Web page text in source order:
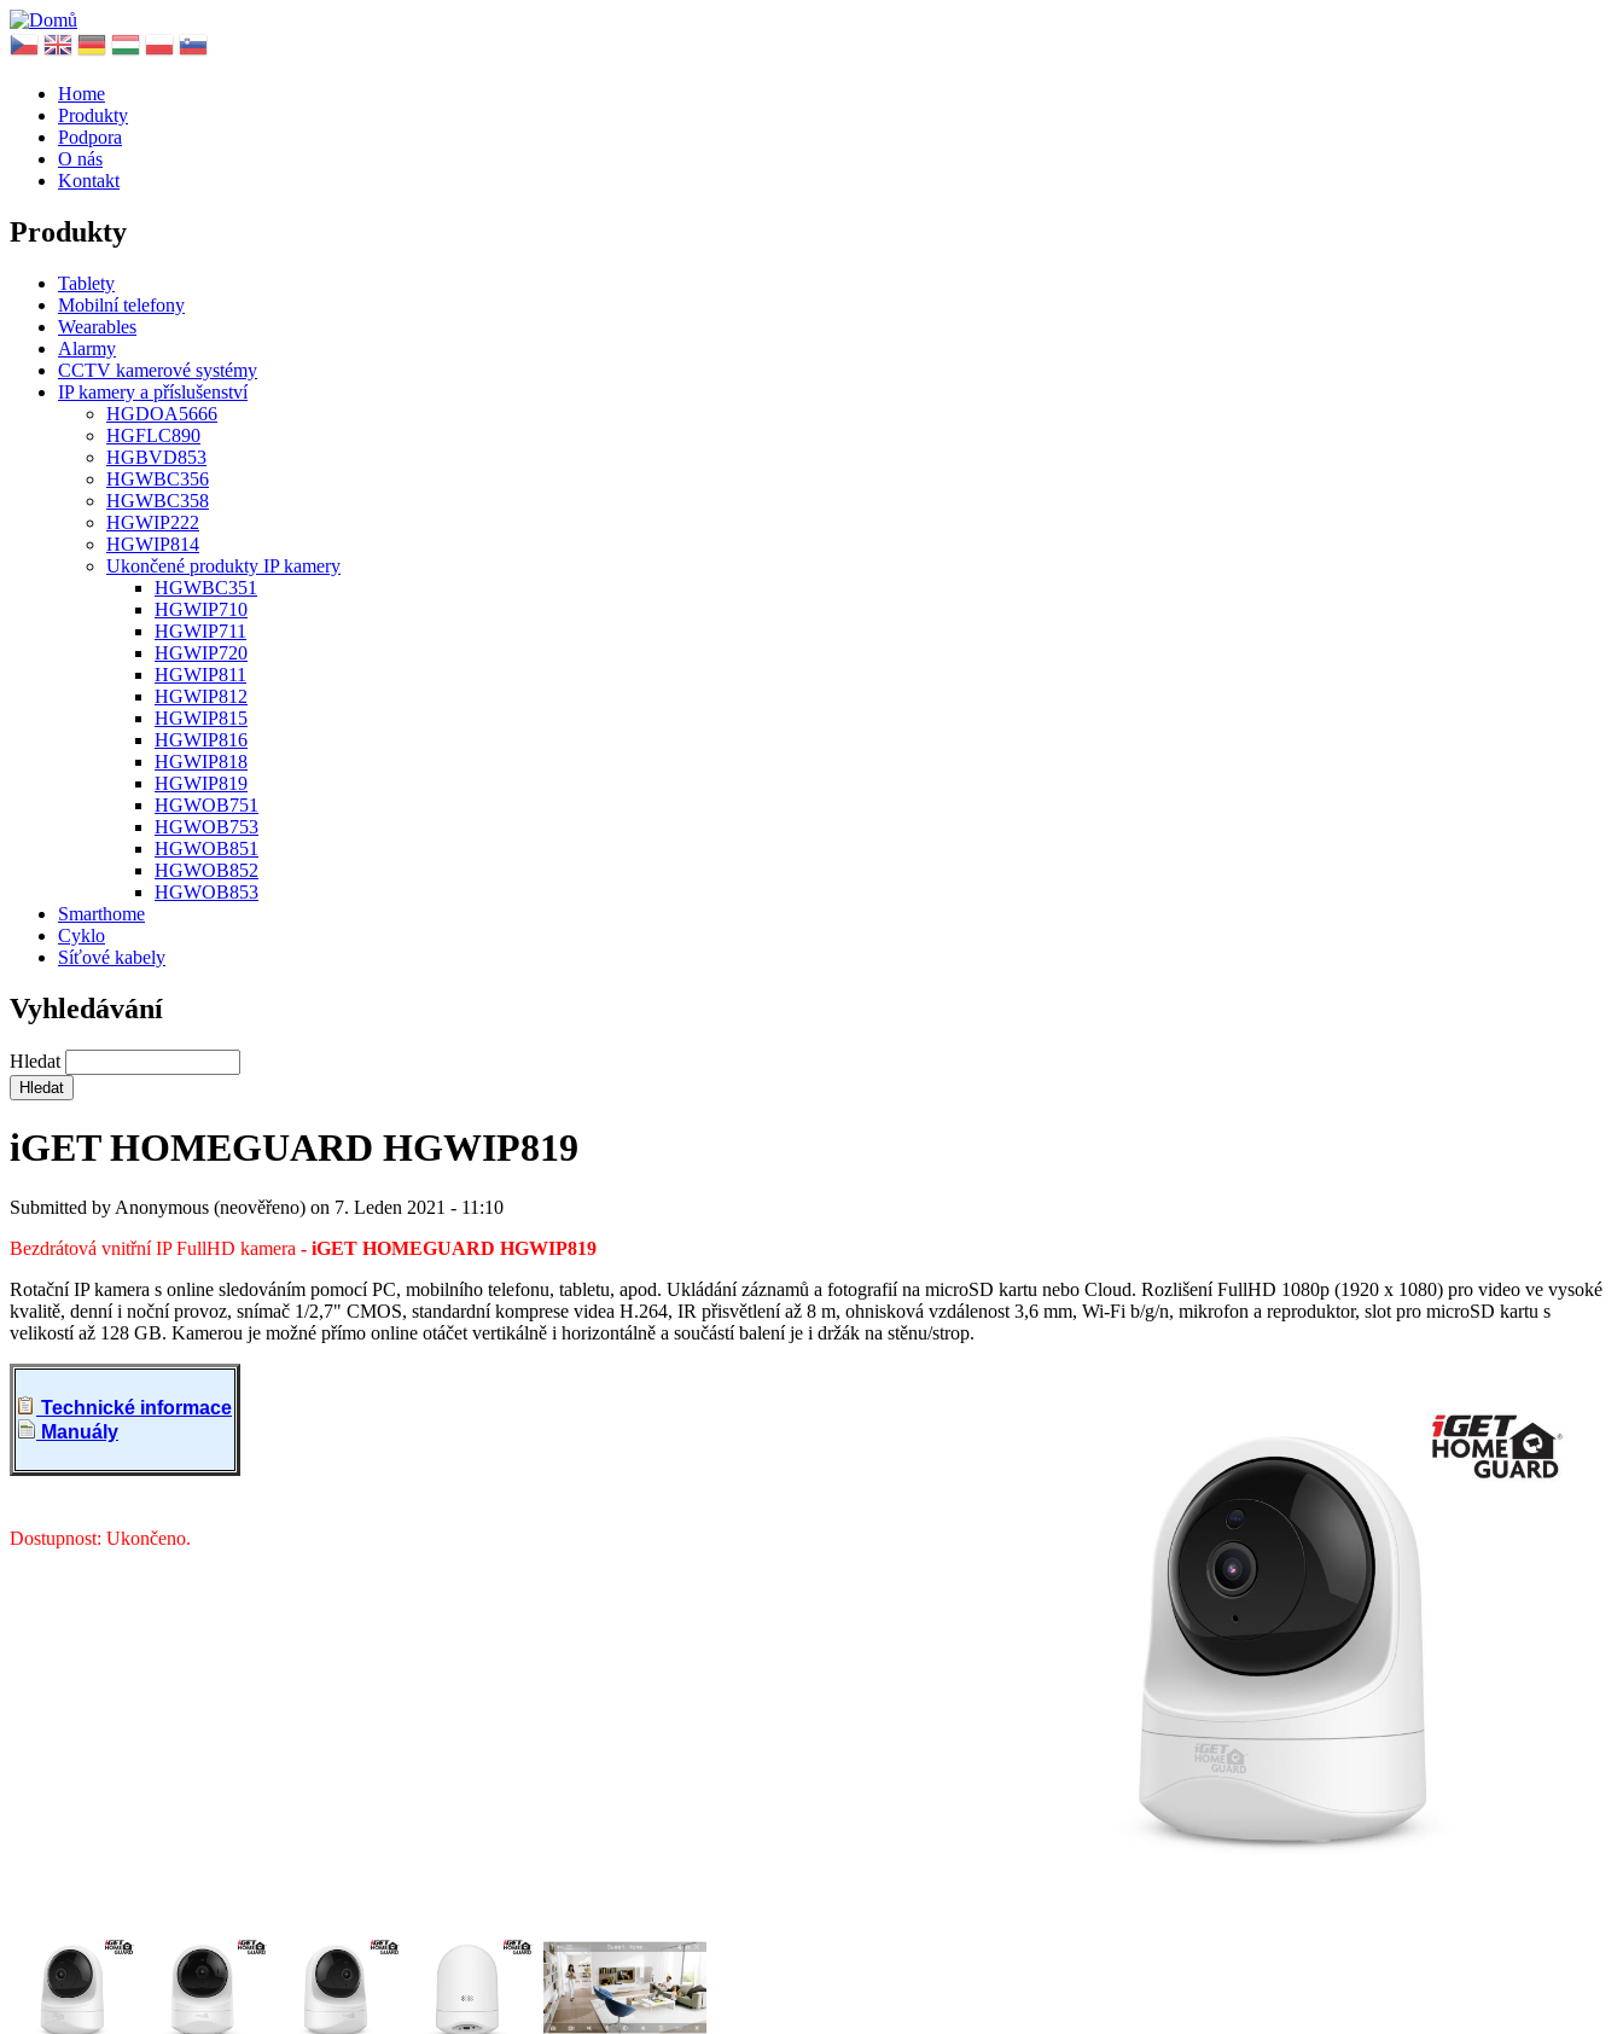
Home
Produkty
Podpora
O nás
Kontakt
Produkty
Tablety
Mobilní telefony
Wearables
Alarmy
CCTV kamerové systémy
IP kamery a příslušenství
HGDOA5666
HGFLC890
HGBVD853
HGWBC356
HGWBC358
HGWIP222
HGWIP814
Ukončené produkty IP kamery
HGWBC351
HGWIP710
HGWIP711
HGWIP720
HGWIP811
HGWIP812
HGWIP815
HGWIP816
HGWIP818
HGWIP819
HGWOB751
HGWOB753
HGWOB851
HGWOB852
HGWOB853
Smarthome
Cyklo
Síťové kabely
Vyhledávání
Hledat
iGET HOMEGUARD HGWIP819
Submitted by Anonymous (neověřeno) on 7. Leden 2021 - 11:10
Bezdrátová vnitřní IP FullHD kamera - iGET HOMEGUARD HGWIP819
Rotační IP kamera s online sledováním pomocí PC, mobilního telefonu, tabletu, apod. Ukládání záznamů a fotografií na microSD kartu nebo Cloud. Rozlišení FullHD 1080p (1920 x 1080) pro video ve vysoké
kvalitě, denní i noční provoz, snímač 1/2,7" CMOS, standardní komprese videa H.264, IR přisvětlení až 8 m, ohnisková vzdálenost 3,6 mm, Wi-Fi b/g/n, mikrofon a reproduktor, slot pro microSD kartu s
velikostí až 128 GB. Kamerou je možné přímo online otáčet vertikálně i horizontálně a součástí balení je i držák na stěnu/strop.
Technické informace
Manuály
Dostupnost: Ukončeno.